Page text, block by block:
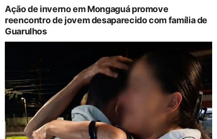
Ação de inverno em Mongaguá promove
reencontro de jovem desaparecido com família de
Guarulhos